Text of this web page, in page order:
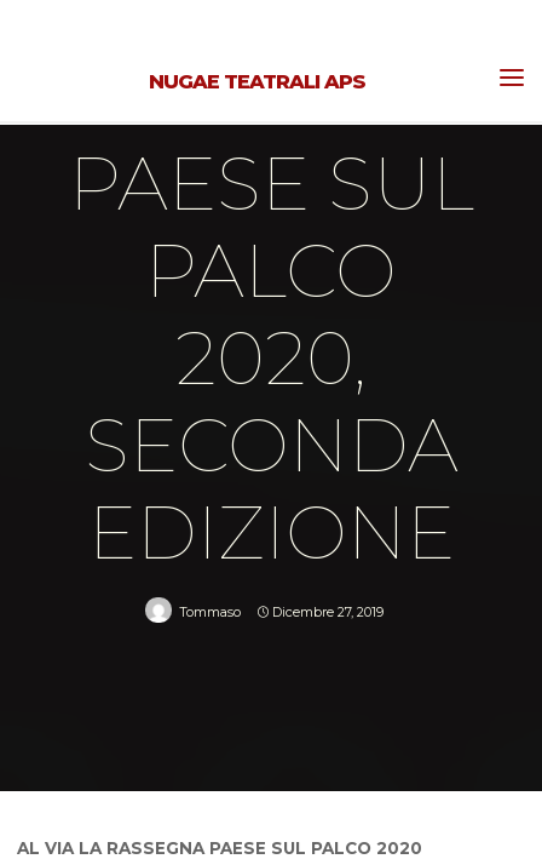
NUGAE TEATRALI APS
PAESE SUL
PALCO
2020,
SECONDA
EDIZIONE
Tommaso Dicembre 27, 2019
AL VIA LA RASSEGNA PAESE SUL PALCO 2020